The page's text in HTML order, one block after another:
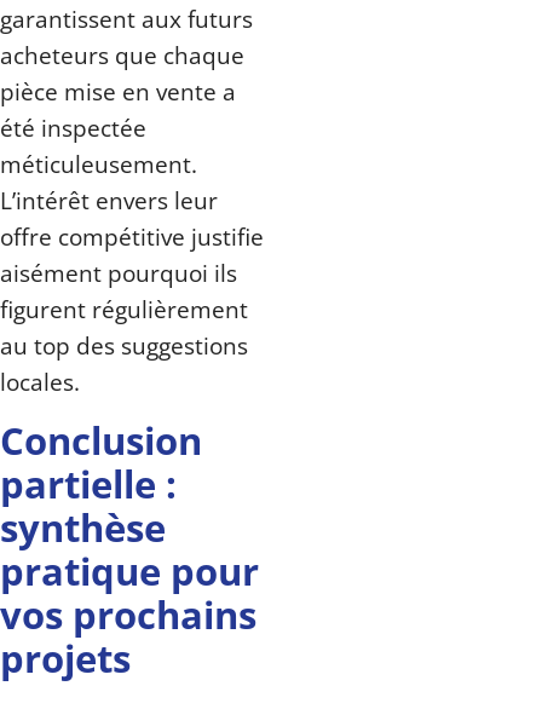
garantissent aux futurs
acheteurs que chaque
pièce mise en vente a
été inspectée
méticuleusement.
L’intérêt envers leur
offre compétitive justifie
aisément pourquoi ils
figurent régulièrement
au top des suggestions
locales.
Conclusion
partielle :
synthèse
pratique pour
vos prochains
projets